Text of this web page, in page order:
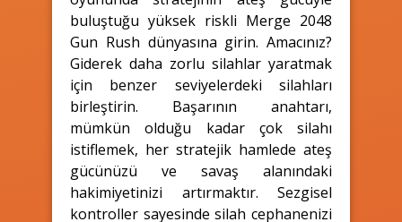
buluştuğu yüksek riskli Merge 2048
Gun Rush dünyasına girin. Amacınız?
Giderek daha zorlu silahlar yaratmak
için benzer seviyelerdeki silahları
birleştirin. Başarının anahtarı,
mümkün olduğu kadar çok silahı
istiflemek, her stratejik hamlede ateş
gücünüzü ve savaş alanındaki
hakimiyetinizi artırmaktır. Sezgisel
kontroller sayesinde silah cephanenizi